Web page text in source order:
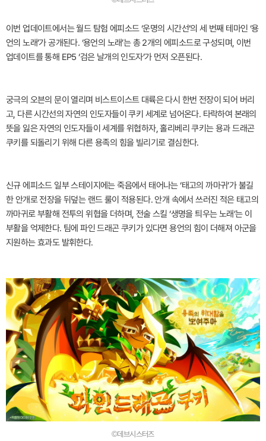
이번 업데이트에서는 월드 탐험 에피소드 ‘운명의 시간선’의 세 번째 테마인 ‘용
언의 노래’가 공개된다. ‘용언의 노래’는 총 2개의 에피소드로 구성되며, 이번
업데이트를 통해 EP5 ‘검은 날개의 인도자’가 먼저 오픈된다.
궁극의 오븐의 문이 열리며 비스트이스트 대륙은 다시 한번 전장이 되어 버리
고, 다른 시간선의 자연의 인도자들이 쿠키 세계로 넘어온다. 타락하여 본래의
뜻을 잃은 자연의 인도자들이 세계를 위협하자, 홀리베리 쿠키는 용과 드래곤
쿠키를 되돌리기 위해 다른 용족의 힘을 빌리기로 결심한다.
신규 에피소드 일부 스테이지에는 죽음에서 태어나는 ‘태고의 까마귀’가 불길
한 안개로 전장을 뒤덮는 랜드 룰이 적용된다. 안개 속에서 쓰러진 적은 태고의
까마귀로 부활해 전투의 위협을 더하며, 전술 스킬 ‘생명을 틔우는 노래’는 이
부활을 억제한다. 팀에 파인 드래곤 쿠키가 있다면 용언의 힘이 더해져 아군을
지원하는 효과도 발휘한다.
©데브시스터즈